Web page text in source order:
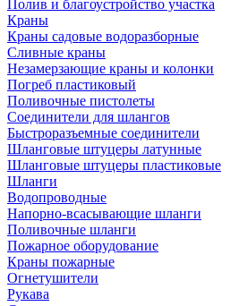
Полив и благоустройство участка
Краны
Краны садовые водоразборные
Сливные краны
Незамерзающие краны и колонки
Погреб пластиковый
Поливочные пистолеты
Соединители для шлангов
Быстроразъемные соединители
Шланговые штуцеры латунные
Шланговые штуцеры пластиковые
Шланги
Водопроводные
Напорно-всасывающие шланги
Поливочные шланги
Пожарное оборудование
Краны пожарные
Огнетушители
Рукава